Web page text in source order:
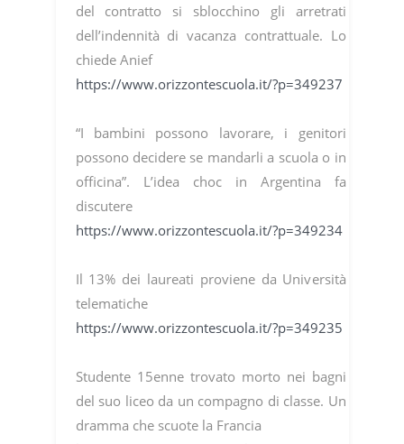
del contratto si sblocchino gli arretrati
dell’indennità di vacanza contrattuale. Lo
chiede Anief
https://www.orizzontescuola.it/?p=349237
“I bambini possono lavorare, i genitori
possono decidere se mandarli a scuola o in
officina”. L’idea choc in Argentina fa
discutere
https://www.orizzontescuola.it/?p=349234
Il 13% dei laureati proviene da Università
telematiche
https://www.orizzontescuola.it/?p=349235
Studente 15enne trovato morto nei bagni
del suo liceo da un compagno di classe. Un
dramma che scuote la Francia